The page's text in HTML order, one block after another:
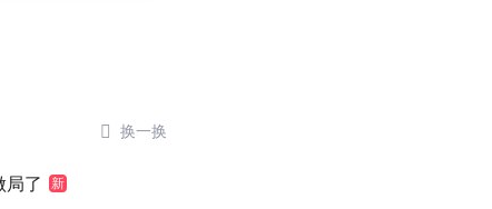
 换一换
局了 新